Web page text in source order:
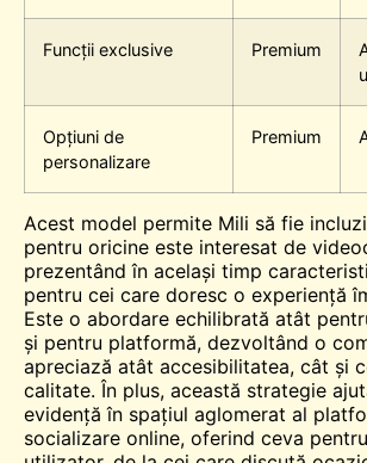
Funcții exclusive Premium
Opțiuni de
personalizare
Premium
Acest model permite Mili să fie
pentru oricine este interesat de
prezentând în același timp
pentru cei care doresc o experiență
Este o abordare echilibrată atât
și pentru platformă, dezvoltând o
apreciază atât accesibilitatea, cât și
calitate. În plus, această strategie
evidență în spațiul aglomerat al
socializare online, oferind ceva